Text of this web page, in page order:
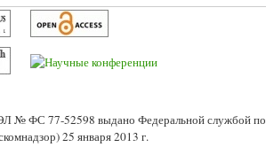
№ ФС 77-52598 выдано Федеральной службой по
25 января 2013 г.